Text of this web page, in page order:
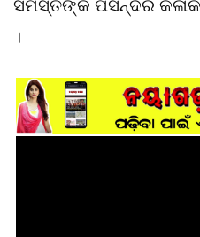
ସମସ୍ତଙ୍କ ପସନ୍ଦର
।